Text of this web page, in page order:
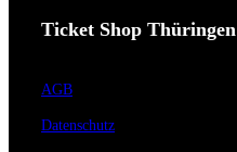
Ticket Shop Thüringen
AGB
Datenschutz